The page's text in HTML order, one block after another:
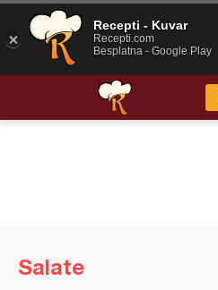
Salate
Recepti - Kuvar
Recepti.com
Besplatna - Google Play